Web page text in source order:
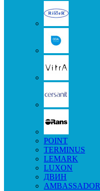
POINT
TERMINUS
LEMARK
LUXON
ДВИН
AMBASSADOR